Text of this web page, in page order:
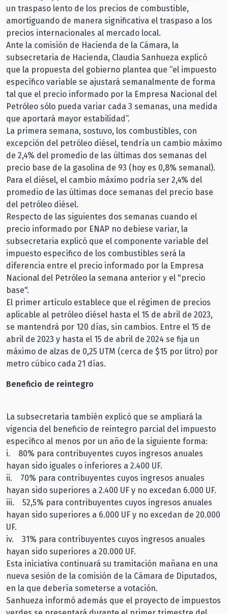
un traspaso lento de los precios de combustible,
amortiguando de manera significativa el traspaso a los
precios internacionales al mercado local.
Ante la comisión de Hacienda de la Cámara, la
subsecretaria de Hacienda, Claudia Sanhueza explicó
que la propuesta del gobierno plantea que “el impuesto
específico variable se ajustará semanalmente de forma
tal que el precio informado por la Empresa Nacional del
Petróleo sólo pueda variar cada 3 semanas, una medida
que aportará mayor estabilidad”.
La primera semana, sostuvo, los combustibles, con
excepción del petróleo diésel, tendría un cambio máximo
de 2,4% del promedio de las últimas dos semanas del
precio base de la gasolina de 93 (hoy es 0,8% semanal).
Para el diésel, el cambio máximo podría ser 2,4% del
promedio de las últimas doce semanas del precio base
del petróleo diésel.
Respecto de las siguientes dos semanas cuando el
precio informado por ENAP no debiese variar, la
subsecretaria explicó que el componente variable del
impuesto específico de los combustibles será la
diferencia entre el precio informado por la Empresa
Nacional del Petróleo la semana anterior y el "precio
base".
El primer artículo establece que el régimen de precios
aplicable al petróleo diésel hasta el 15 de abril de 2023,
se mantendrá por 120 días, sin cambios. Entre el 15 de
abril de 2023 y hasta el 15 de abril de 2024 se fija un
máximo de alzas de 0,25 UTM (cerca de $15 por litro) por
metro cúbico cada 21 días.
Beneficio de reintegro
La subsecretaria también explicó que se ampliará la
vigencia del beneficio de reintegro parcial del impuesto
específico al menos por un año de la siguiente forma:
i. 80% para contribuyentes cuyos ingresos anuales
hayan sido iguales o inferiores a 2.400 UF.
ii. 70% para contribuyentes cuyos ingresos anuales
hayan sido superiores a 2.400 UF y no excedan 6.000 UF.
iii. 52,5% para contribuyentes cuyos ingresos anuales
hayan sido superiores a 6.000 UF y no excedan de 20.000
UF.
iv. 31% para contribuyentes cuyos ingresos anuales
hayan sido superiores a 20.000 UF.
Esta iniciativa continuará su tramitación mañana en una
nueva sesión de la comisión de la Cámara de Diputados,
en la que debería someterse a votación.
Sanhueza informó además que el proyecto de impuestos